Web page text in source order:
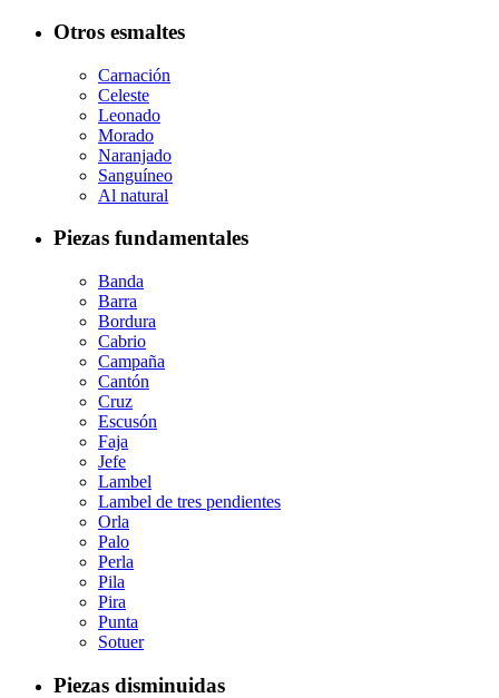
Otros esmaltes
Carnación
Celeste
Leonado
Morado
Naranjado
Sanguíneo
Al natural
Piezas fundamentales
Banda
Barra
Bordura
Cabrio
Campaña
Cantón
Cruz
Escusón
Faja
Jefe
Lambel
Lambel de tres pendientes
Orla
Palo
Perla
Pila
Pira
Punta
Sotuer
Piezas disminuidas